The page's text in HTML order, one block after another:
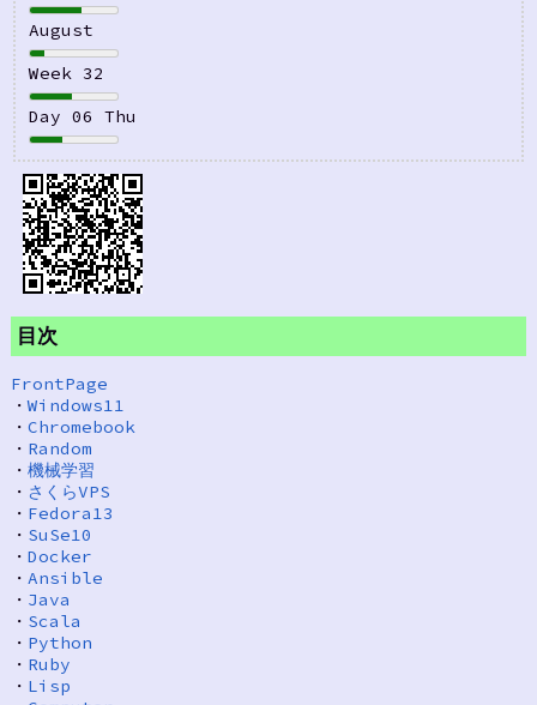
August
Week 32
Day 06 Thu
目次
FrontPage
・Windows11
・ Chromebook
・ Random
・ 機械学習
・ さくらVPS
・ Fedora13
・ SuSe10
・ Docker
・ Ansible
・ Java
・ Scala
・ Python
・ Ruby
・ Lisp